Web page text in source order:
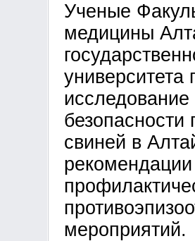
Ученые
медицины
университета
исследование
свиней в
мероприятий.